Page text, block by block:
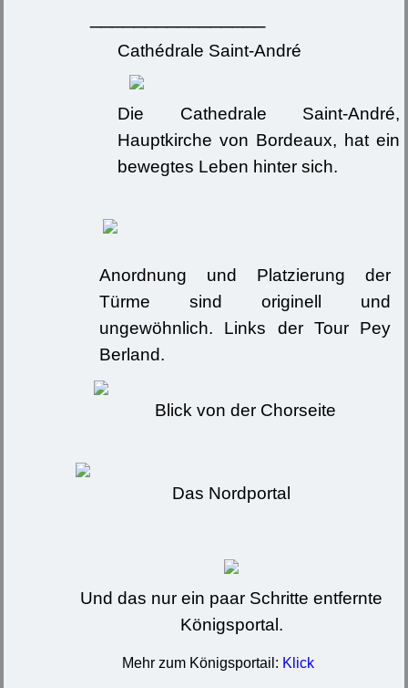
Cathédrale Saint-André
Die Cathedrale Saint-André,
Hauptkirche von Bordeaux, hat ein
bewegtes Leben hinter sich.
Anordnung und Platzierung der
Türme sind originell und
ungewöhnlich. Links der Tour Pey
Berland.
Blick von der Chorseite
Das Nordportal
Und das nur ein paar Schritte entfernte
Königsportal.
Mehr zum Königsportail: Klick